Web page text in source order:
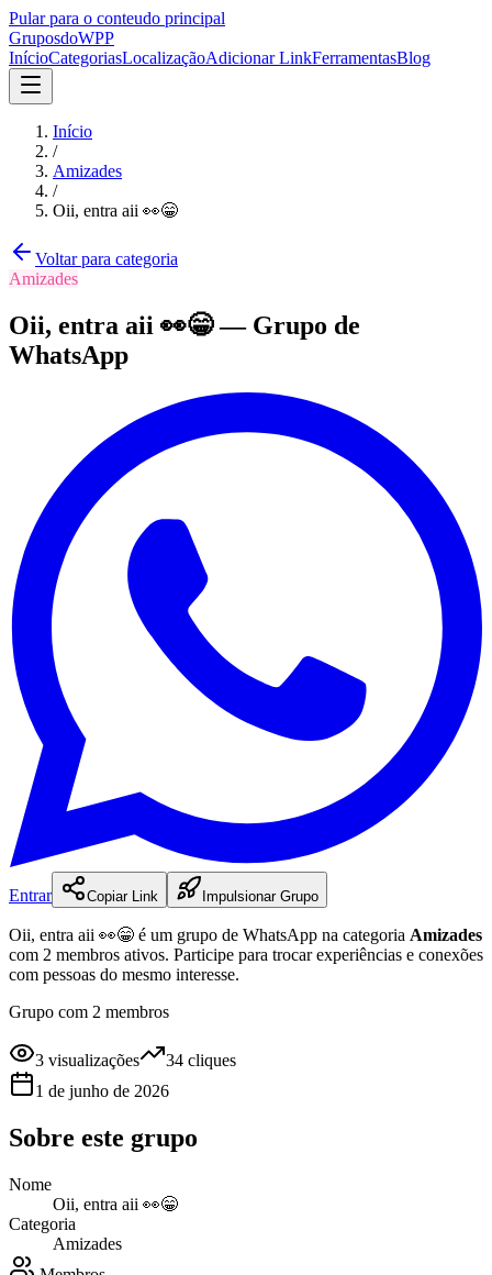
Pular para o conteudo principal
GruposdoWPP
InícioCategoriasLocalizaçãoAdicionar LinkFerramentasBlog
Início
/
Amizades
/
Oii, entra aii 👀😁
Voltar para categoria
Amizades
Oii, entra aii 👀😁— Grupo de
WhatsApp
Entrar Copiar Link Impulsionar Grupo
Oii, entra aii 👀😁 é um grupo de WhatsApp na categoria Amizades
com 2 membros ativos. Participe para trocar experiências e conexões
com pessoas do mesmo interesse.
Grupo com 2 membros
3 visualizações 34 cliques
1 de junho de 2026
Sobre este grupo
Nome
Oii, entra aii 👀😁
Categoria
Amizades